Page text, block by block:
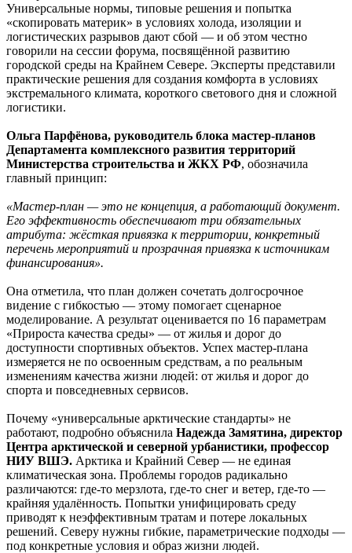
Универсальные нормы, типовые решения и попытка
«скопировать материк» в условиях холода, изоляции и
логистических разрывов дают сбой — и об этом честно
говорили на сессии форума, посвящённой развитию
городской среды на Крайнем Севере. Эксперты представили
практические решения для создания комфорта в условиях
экстремального климата, короткого светового дня и сложной
логистики.
Ольга Парфёнова, руководитель блока мастер-планов
Департамента комплексного развития территорий
Министерства строительства и ЖКХ РФ, обозначила
главный принцип:
«Мастер-план — это не концепция, а работающий документ.
Его эффективность обеспечивают три обязательных
атрибута: жёсткая привязка к территории, конкретный
перечень мероприятий и прозрачная привязка к источникам
финансирования».
Она отметила, что план должен сочетать долгосрочное
видение с гибкостью — этому помогает сценарное
моделирование. А результат оценивается по 16 параметрам
«Прироста качества среды» — от жилья и дорог до
доступности спортивных объектов. Успех мастер-плана
измеряется не по освоенным средствам, а по реальным
изменениям качества жизни людей: от жилья и дорог до
спорта и повседневных сервисов.
Почему «универсальные арктические стандарты» не
работают, подробно объяснила Надежда Замятина, директор
Центра арктической и северной урбанистики, профессор
НИУ ВШЭ. Арктика и Крайний Север — не единая
климатическая зона. Проблемы городов радикально
различаются: где-то мерзлота, где-то снег и ветер, где-то —
крайняя удалённость. Попытки унифицировать среду
приводят к неэффективным тратам и потере локальных
решений. Северу нужны гибкие, параметрические подходы —
под конкретные условия и образ жизни людей.